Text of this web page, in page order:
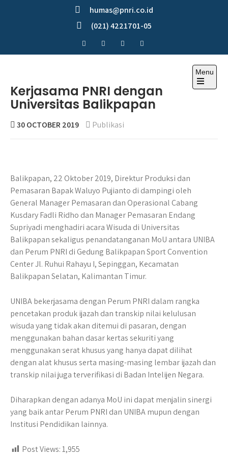
humas@pnri.co.id
(021) 4221701-05
Menu
Kerjasama PNRI dengan
Universitas Balikpapan
30 OCTOBER 2019 Publikasi
Balikpapan, 22 Oktober 2019, Direktur Produksi dan
Pemasaran Bapak Waluyo Pujianto di dampingi oleh
General Manager Pemasaran dan Operasional Cabang
Kusdary Fadli Ridho dan Manager Pemasaran Endang
Supriyadi menghadiri acara Wisuda di Universitas
Balikpapan sekaligus penandatanganan MoU antara UNIBA
dan Perum PNRI di Gedung Balikpapan Sport Convention
Center Jl. Ruhui Rahayu I, Sepinggan, Kecamatan
Balikpapan Selatan, Kalimantan Timur.
UNIBA bekerjasama dengan Perum PNRI dalam rangka
pencetakan produk ijazah dan transkip nilai kelulusan
wisuda yang tidak akan ditemui di pasaran, dengan
menggunakan bahan dasar kertas sekuriti yang
menggunakan serat khusus yang hanya dapat dilihat
dengan alat khusus serta masing-masing lembar ijazah dan
transkip nilai juga terverifikasi di Badan Intelijen Negara.
Diharapkan dengan adanya MoU ini dapat menjalin sinergi
yang baik antar Perum PNRI dan UNIBA mupun dengan
Institusi Pendidikan lainnya.
Post Views:1,955